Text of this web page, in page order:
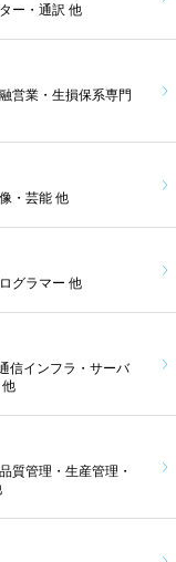
ー・通訳 他
営業・生損保系専門
・芸能 他
グラマー 他
信インフラ・サーバ
質管理・生産管理・